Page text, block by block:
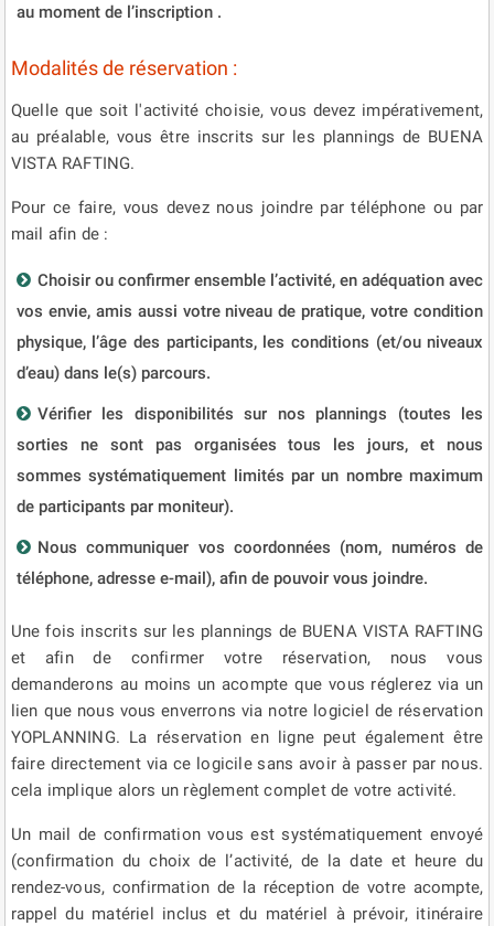
au moment de l’inscription .
Modalités de réservation :
Quelle que soit l'activité choisie, vous devez impérativement,
au préalable, vous être inscrits sur les plannings de BUENA
VISTA RAFTING.
Pour ce faire, vous devez nous joindre par téléphone ou par
mail afin de :
Choisir ou confirmer ensemble l’activité, en adéquation avec
vos envie, amis aussi votre niveau de pratique, votre condition
physique, l’âge des participants, les conditions (et/ou niveaux
d’eau) dans le(s) parcours.
Vérifier les disponibilités sur nos plannings (toutes les
sorties ne sont pas organisées tous les jours, et nous
sommes systématiquement limités par un nombre maximum
de participants par moniteur).
Nous communiquer vos coordonnées (nom, numéros de
téléphone, adresse e-mail), afin de pouvoir vous joindre.
Une fois inscrits sur les plannings de BUENA VISTA RAFTING
et afin de confirmer votre réservation, nous vous
demanderons au moins un acompte que vous réglerez via un
lien que nous vous enverrons via notre logiciel de réservation
YOPLANNING. La réservation en ligne peut également être
faire directement via ce logicile sans avoir à passer par nous.
cela implique alors un règlement complet de votre activité.
Un mail de confirmation vous est systématiquement envoyé
(confirmation du choix de l’activité, de la date et heure du
rendez-vous, confirmation de la réception de votre acompte,
rappel du matériel inclus et du matériel à prévoir, itinéraire